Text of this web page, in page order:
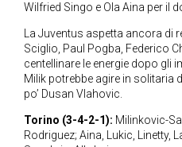
Wilfried Singo e Ola Aina per il
La Juventus aspetta ancora di
Sciglio, Paul Pogba, Federico
centellinare le energie dopo gli
Milik potrebbe agire in solitaria
po’ Dusan Vlahovic.
Torino (3-4-2-1): Milinkovic-
Rodriguez; Aina, Lukic, Linetty,